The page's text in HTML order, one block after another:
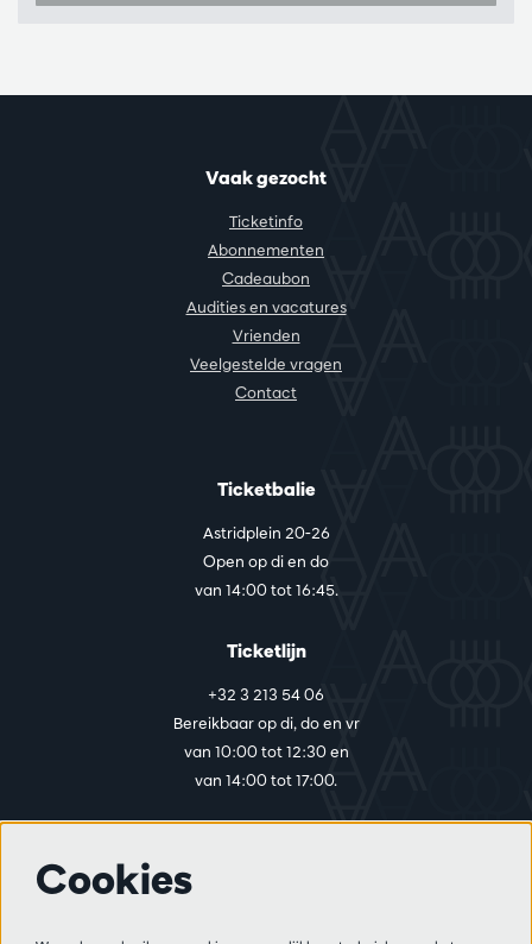
Vaak gezocht
Ticketinfo
Abonnementen
Cadeaubon
Audities en vacatures
Vrienden
Veelgestelde vragen
Contact
Ticketbalie
Astridplein 20-26
Open op di en do
van 14:00 tot 16:45.
Ticketlijn
+32 3 213 54 06
Bereikbaar op di, do en vr
van 10:00 tot 12:30 en
van 14:00 tot 17:00.
Cookies